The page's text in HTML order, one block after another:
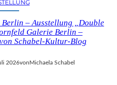
– Ausstellung „Double
Galerie Berlin –
Schabel-Kultur-Blog
2026von Michaela Schabel